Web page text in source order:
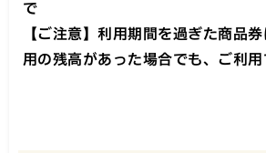
で
【ご注意】利用期間を過ぎた商品
用の残高があった場合でも、ご利用